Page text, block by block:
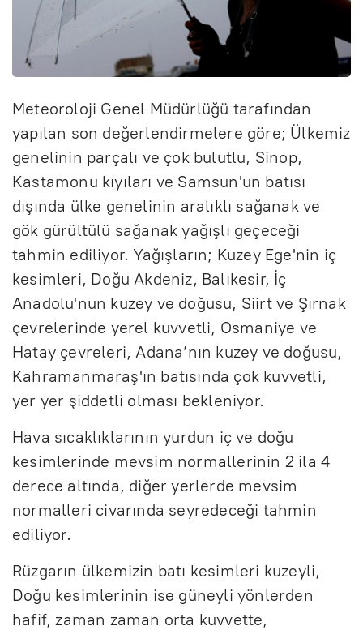
Meteoroloji Genel Müdürlüğü tarafından
yapılan son değerlendirmelere göre; Ülkemiz
genelinin parçalı ve çok bulutlu, Sinop,
Kastamonu kıyıları ve Samsun'un batısı
dışında ülke genelinin aralıklı sağanak ve
gök gürültülü sağanak yağışlı geçeceği
tahmin ediliyor. Yağışların; Kuzey Ege'nin iç
kesimleri, Doğu Akdeniz, Balıkesir, İç
Anadolu'nun kuzey ve doğusu, Siirt ve Şırnak
çevrelerinde yerel kuvvetli, Osmaniye ve
Hatay çevreleri, Adana’nın kuzey ve doğusu,
Kahramanmaraş'ın batısında çok kuvvetli,
yer yer şiddetli olması bekleniyor.
Hava sıcaklıklarının yurdun iç ve doğu
kesimlerinde mevsim normallerinin 2 ila 4
derece altında, diğer yerlerde mevsim
normalleri civarında seyredeceği tahmin
ediliyor.
Rüzgarın ülkemizin batı kesimleri kuzeyli,
Doğu kesimlerinin ise güneyli yönlerden
hafif, zaman zaman orta kuvvette,